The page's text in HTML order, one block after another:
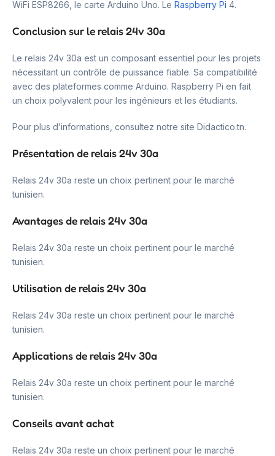
WiFi ESP8266, le carte Arduino Uno. Le Raspberry Pi 4.
Conclusion sur le relais 24v 30a
Le relais 24v 30a est un composant essentiel pour les projets
nécessitant un contrôle de puissance fiable. Sa compatibilité
avec des plateformes comme Arduino. Raspberry Pi en fait
un choix polyvalent pour les ingénieurs et les étudiants.
Pour plus d’informations, consultez notre site Didactico.tn.
Présentation de relais 24v 30a
Relais 24v 30a reste un choix pertinent pour le marché
tunisien.
Avantages de relais 24v 30a
Relais 24v 30a reste un choix pertinent pour le marché
tunisien.
Utilisation de relais 24v 30a
Relais 24v 30a reste un choix pertinent pour le marché
tunisien.
Applications de relais 24v 30a
Relais 24v 30a reste un choix pertinent pour le marché
tunisien.
Conseils avant achat
Relais 24v 30a reste un choix pertinent pour le marché